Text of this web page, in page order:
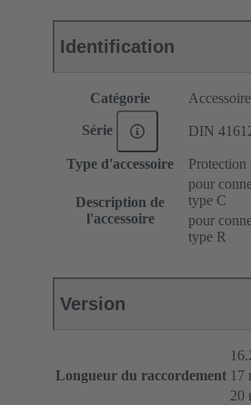
Identification
Catégorie
Série DIN
Type d'accessoire Protection
Description de
l'accessoire
pour
type C
pour
type R
Version
Longueur du raccordement 17
20